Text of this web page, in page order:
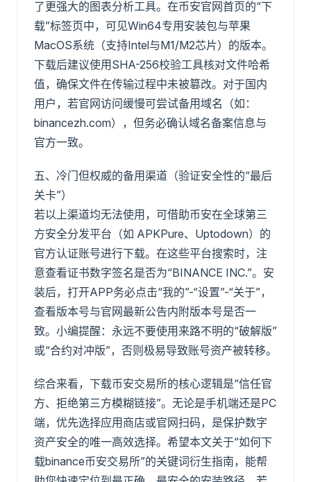
了更强大的图表分析工具。在币安官网首页的“下
载”标签页中，可见Win64专用安装包与苹果
MacOS系统（支持Intel与M1/M2芯片）的版本。
下载后建议使用SHA-256校验工具核对文件哈希
值，确保文件在传输过程中未被篡改。对于国内
用户，若官网访问缓慢可尝试备用域名（如：
binancezh.com），但务必确认域名备案信息与
官方一致。
五、冷门但权威的备用渠道（验证安全性的“最后
关卡”）
若以上渠道均无法使用，可借助币安在全球第三
方安全分发平台（如 APKPure、Uptodown）的
官方认证账号进行下载。在这些平台搜索时，注
意查看证书数字签名是否为“BINANCE INC.”。安
装后，打开APP务必点击“我的”-“设置”-“关于”，
查看版本号与官网最新公告内附版本号是否一
致。小编提醒：永远不要使用来路不明的“破解版”
或“合约对冲版”，否则极易导致账号资产被转移。
综合来看，下载币安交易所的核心逻辑是“信任官
方、拒绝第三方模糊链接”。无论是手机端还是PC
端，优先选择应用商店或官网扫码，是保护数字
资产安全的唯一高效选择。希望本文关于“如何下
载binance币安交易所”的关键词衍生指南，能帮